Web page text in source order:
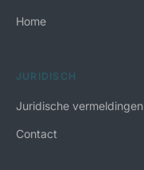
Home
JURIDISCH
Juridische vermeldingen
Contact